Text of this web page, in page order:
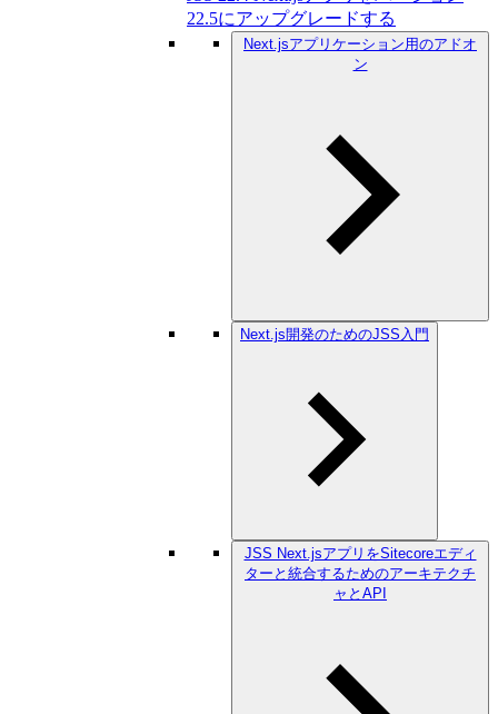
22.5にアップグレードする
Next.jsアプリケーション用のアドオ
ン
Next.js開発のためのJSS入門
JSS Next.jsアプリをSitecoreエディ
ターと統合するためのアーキテクチ
ャとAPI